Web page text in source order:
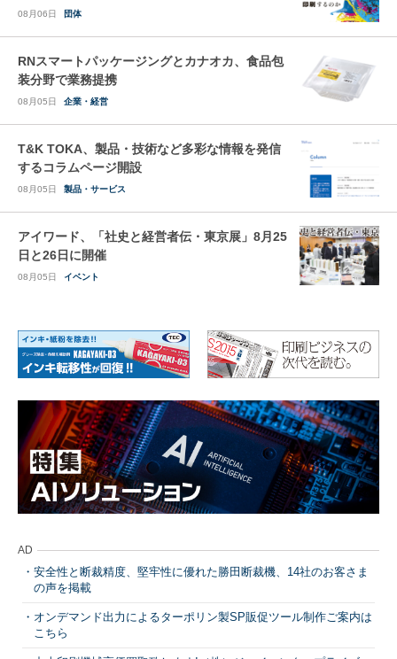
08月06日 団体
RNスマートパッケージングとカナオカ、食品包
装分野で業務提携
08月05日 企業・経営
T&K TOKA、製品・技術など多彩な情報を発信
するコラムページ開設
08月05日 製品・サービス
アイワード、「社史と経営者伝・東京展」8月25
日と26日に開催
08月05日 イベント
AD
安全性と断裁精度、堅牢性に優れた勝田断裁機、14社のお客さま
の声を掲載
オンデマンド出力によるターポリン製SP販促ツール制作ご案内は
こちら